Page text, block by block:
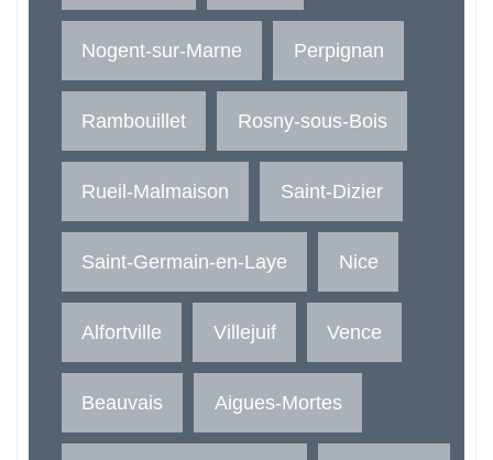
Nogent-sur-Marne Perpignan
Rambouillet Rosny-sous-Bois
Rueil-Malmaison Saint-Dizier
Saint-Germain-en-Laye Nice
Alfortville Villejuif Vence
Beauvais Aigues-Mortes